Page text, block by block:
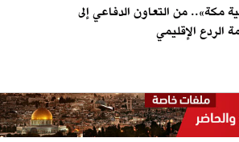
مكة».. من التعاون الدفاعي إلى
الردع الإقليمي